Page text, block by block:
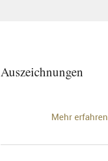
Auszeichnungen
Mehr erfahren